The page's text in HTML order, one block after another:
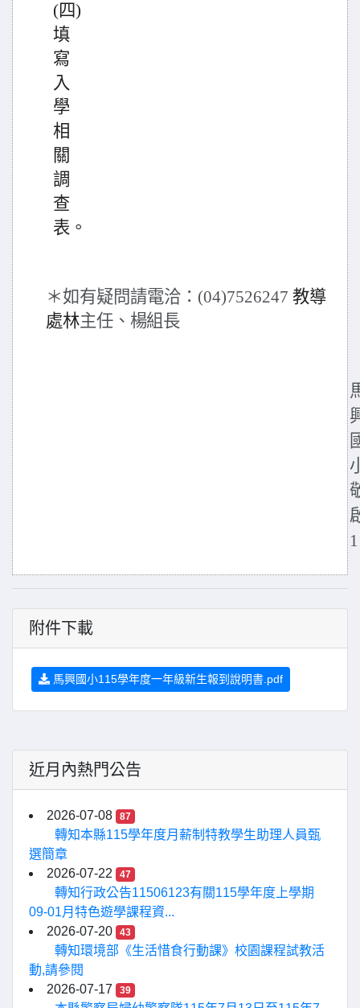
(四)
填
寫
入
學
相
關
調
查
表。
＊如有疑問請電洽：(04)7526247 教導
處林主任、楊組長
附件下載
馬興國小115學年度一年級新生報到說明書.pdf
近月內熱門公告
2026-07-08 87
轉知本縣115學年度月薪制特教學生助理人員甄
選簡章
2026-07-22
47
轉知行政公告11506123有關115學年度上學期
09-01月特色遊學課程資...
2026-07-20
43
轉知環境部《生活惜食行動課》校園課程試教活
動,請參閱
2026-07-17
39